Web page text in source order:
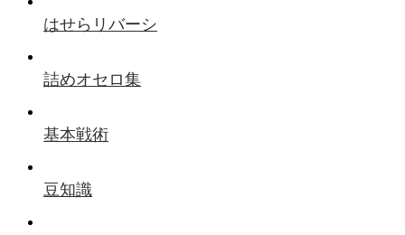
はせらリバーシ
詰めオセロ集
基本戦術
豆知識